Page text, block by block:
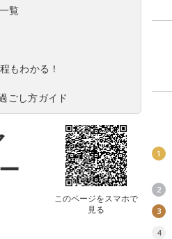
覧
もわかる！
ごし方ガイド
このページをスマホで
見る
1
2
3
4